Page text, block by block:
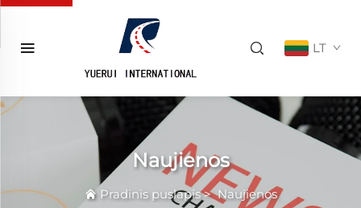
LT
Naujienos
Pradinis puslapis>Naujienos